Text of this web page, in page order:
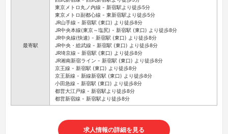
最寄駅
東京メトロ丸ノ内線 - 新宿駅より徒歩5分
東京メトロ副都心線 - 東新宿駅より徒歩5分
JR山手線 - 新宿駅 (東口) より徒歩8分
JR中央本線(東京～塩尻) - 新宿駅 (東口) より徒歩8分
JR中央線(快速) - 新宿駅 (東口) より徒歩8分
JR中央・総武線 - 新宿駅 (東口) より徒歩8分
JR埼京線 - 新宿駅 (東口) より徒歩8分
JR湘南新宿ライン - 新宿駅 (東口) より徒歩8分
京王線 - 新宿駅 (東口) より徒歩8分
京王新線 - 新線新宿駅 (東口) より徒歩8分
小田急線 - 新宿駅 (東口) より徒歩8分
都営大江戸線 - 新宿駅より徒歩8分
都営新宿線 - 新宿駅より徒歩8分
求人情報の詳細を見る